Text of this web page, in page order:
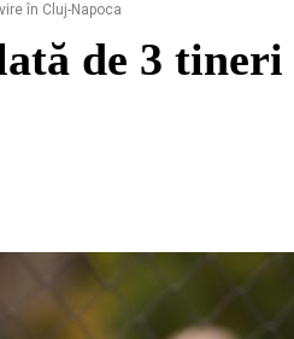
în Cluj-Napoca
de 3